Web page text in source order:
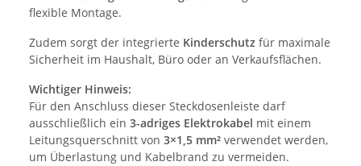
flexible Montage.
Zudem sorgt der integrierte Kinderschutz für maximale
Sicherheit im Haushalt, Büro oder an Verkaufsflächen.
Wichtiger Hinweis:
Für den Anschluss dieser Steckdosenleiste darf
ausschließlich ein 3-adriges Elektrokabel mit einem
Leitungsquerschnitt von 3×1,5 mm² verwendet werden,
um Überlastung und Kabelbrand zu vermeiden.